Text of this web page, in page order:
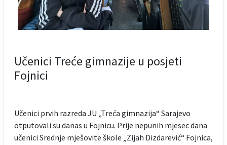
Učenici Treće gimnazije u posjeti
Fojnici
Učenici prvih razreda JU „Treća gimnazija“ Sarajevo
otputovali su danas u Fojnicu. Prije nepunih mjesec dana
učenici Srednje mješovite škole „Zijah Dizdarević“ Fojnica,